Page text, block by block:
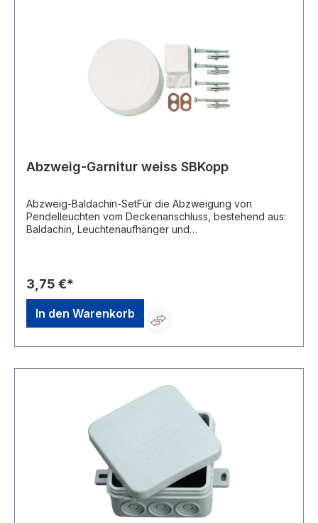
Abzweig-Garnitur weiss SBKopp
Abzweig-Baldachin-SetFür die Abzweigung von
Pendelleuchten vom Deckenanschluss, bestehend aus:
Baldachin, Leuchtenaufhänger und
3,75 €*
In den Warenkorb